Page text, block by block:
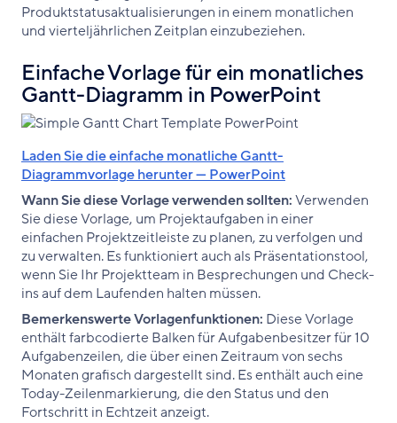
Produktstatusaktualisierungen in einem monatlichen
und vierteljährlichen Zeitplan einzubeziehen.
Einfache Vorlage für ein monatliches
Gantt-Diagramm in PowerPoint
Laden Sie die einfache monatliche Gantt-
Diagrammvorlage herunter — PowerPoint
Wann Sie diese Vorlage verwenden sollten:Verwenden
Sie diese Vorlage, um Projektaufgaben in einer
einfachen Projektzeitleiste zu planen, zu verfolgen und
zu verwalten. Es funktioniert auch als Präsentationstool,
wenn Sie Ihr Projektteam in Besprechungen und Check-
ins auf dem Laufenden halten müssen.
Bemerkenswerte Vorlagenfunktionen: Diese Vorlage
enthält farbcodierte Balken für Aufgabenbesitzer für 10
Aufgabenzeilen, die über einen Zeitraum von sechs
Monaten grafisch dargestellt sind. Es enthält auch eine
Today-Zeilenmarkierung, die den Status und den
Fortschritt in Echtzeit anzeigt.